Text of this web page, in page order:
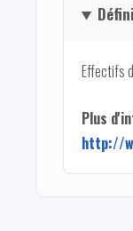
Effectifs
Plus
http://